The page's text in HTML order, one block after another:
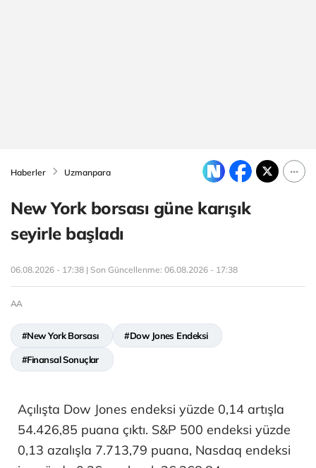
Haberler Uzmanpara
New York borsası güne karışık
seyirle başladı
06.08.2026 - 17:38 | Son Güncellenme: 06.08.2026 - 17:38
AA
#New York Borsası #Dow Jones Endeksi
#Finansal Sonuçlar
Açılışta Dow Jones endeksi yüzde 0,14 artışla
54.426,85 puana çıktı. S&P 500 endeksi yüzde
0,13 azalışla 7.713,79 puana, Nasdaq endeksi